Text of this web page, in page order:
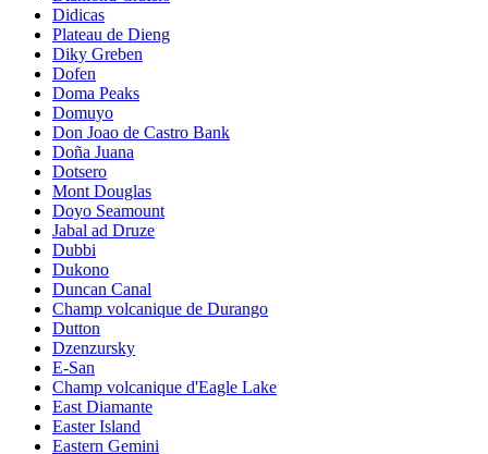
Didicas
Plateau de Dieng
Diky Greben
Dofen
Doma Peaks
Domuyo
Don Joao de Castro Bank
Doña Juana
Dotsero
Mont Douglas
Doyo Seamount
Jabal ad Druze
Dubbi
Dukono
Duncan Canal
Champ volcanique de Durango
Dutton
Dzenzursky
E-San
Champ volcanique d'Eagle Lake
East Diamante
Easter Island
Eastern Gemini